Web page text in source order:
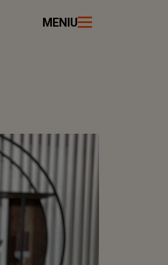
MENIU